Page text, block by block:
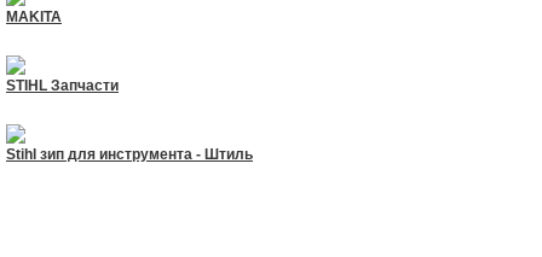
MAKITA
STIHL Запчасти
Stihl зип для инструмента - Штиль